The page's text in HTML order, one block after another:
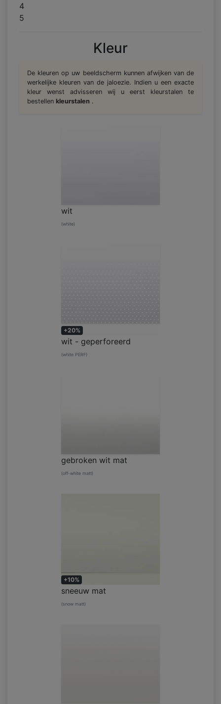
4
5
Kleur
De kleuren op uw beeldscherm kunnen afwijken van de
werkelijke kleuren van de jaloezie. Indien u een exacte
kleur wenst advisseren wij u eerst kleurstalen te
bestellen kleurstalen .
wit
(white)
+20%
wit - geperforeerd
(white PERF)
gebroken wit mat
(off-white matt)
+10%
sneeuw mat
(snow matt)